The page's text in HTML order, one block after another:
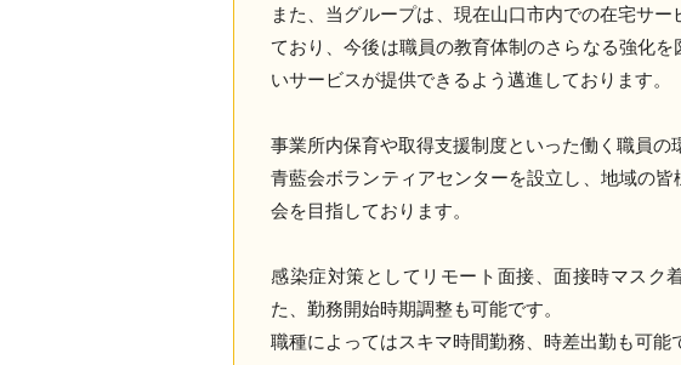
また、当グループは、現在山口市内での在宅サ
ており、今後は職員の教育体制のさらなる強化
いサービスが提供できるよう邁進しております。
事業所内保育や取得支援制度といった働く職員の
青藍会ボランティアセンターを設立し、地域の
会を目指しております。
感染症対策としてリモート面接、面接時マスク
た、勤務開始時期調整も可能です。
職種によってはスキマ時間勤務、時差出勤も可能